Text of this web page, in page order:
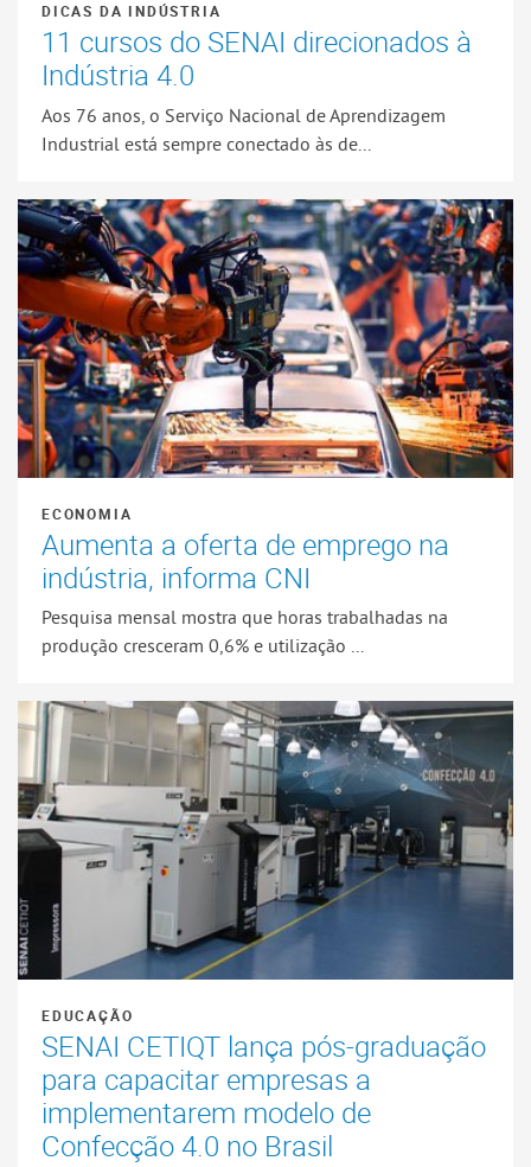
DICAS DA INDÚSTRIA
11 cursos do SENAI direcionados à
Indústria 4.0
Aos 76 anos, o Serviço Nacional de Aprendizagem
Industrial está sempre conectado às de...
ECONOMIA
Aumenta a oferta de emprego na
indústria, informa CNI
Pesquisa mensal mostra que horas trabalhadas na
produção cresceram 0,6% e utilização ...
EDUCAÇÃO
SENAI CETIQT lança pós-graduação
para capacitar empresas a
implementarem modelo de
Confecção 4.0 no Brasil